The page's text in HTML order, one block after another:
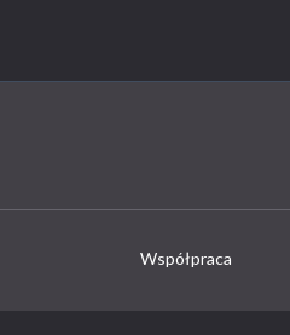
Współpraca